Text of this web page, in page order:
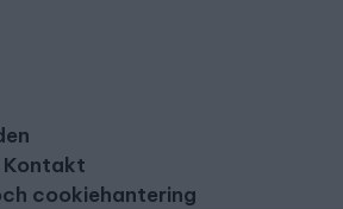
Kontakt
cookiehantering